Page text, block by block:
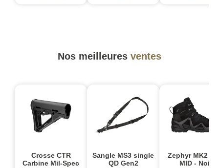
Nos meilleures ventes
Crosse CTR
Carbine Mil-Spec
Sangle MS3 single
QD Gen2
Zephyr MK2
MID - Noir